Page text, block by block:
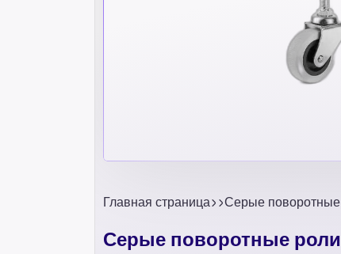
Главная страница Серые поворотные
Серые поворотные